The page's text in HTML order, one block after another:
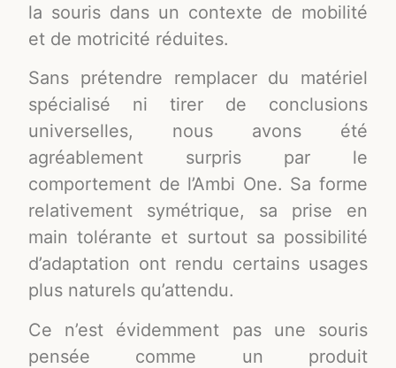
la souris dans un contexte de mobilité
et de motricité réduites.
Sans prétendre remplacer du matériel
spécialisé ni tirer de conclusions
universelles, nous avons été
agréablement surpris par le
comportement de l’Ambi One. Sa forme
relativement symétrique, sa prise en
main tolérante et surtout sa possibilité
d’adaptation ont rendu certains usages
plus naturels qu’attendu.
Ce n’est évidemment pas une souris
pensée comme un produit